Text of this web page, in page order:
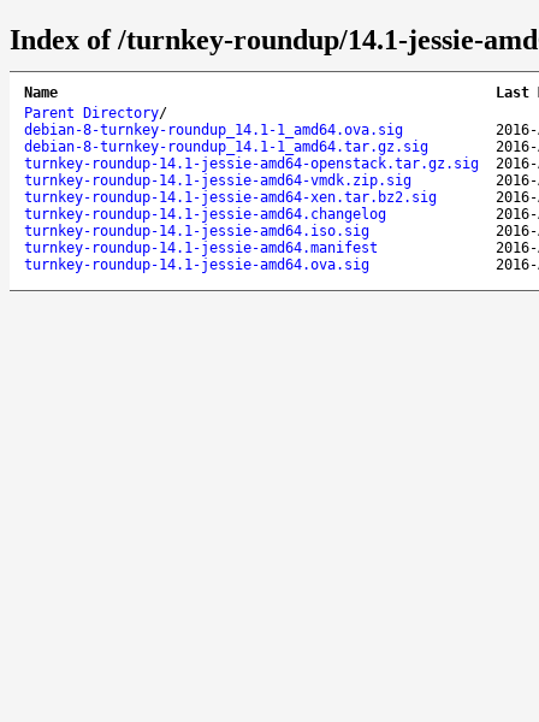
Index of /turnkey-roundup/14.1-jessie-
Name
Last
Parent Directory/
debian-8-turnkey-roundup_14.1-1_amd64.ova.sig
debian-8-turnkey-roundup_14.1-1_amd64.tar.gz.sig
turnkey-roundup-14.1-jessie-amd64-openstack.tar.gz.sig
turnkey-roundup-14.1-jessie-amd64-vmdk.zip.sig
turnkey-roundup-14.1-jessie-amd64-xen.tar.bz2.sig
turnkey-roundup-14.1-jessie-amd64.changelog
turnkey-roundup-14.1-jessie-amd64.iso.sig
turnkey-roundup-14.1-jessie-amd64.manifest
turnkey-roundup-14.1-jessie-amd64.ova.sig